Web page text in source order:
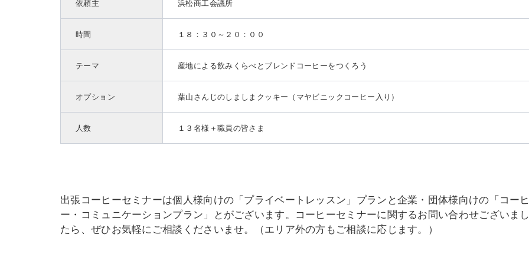
依頼主 浜松商工会議所
時間 １８：３０～２０：００
テーマ 産地による飲みくらべとブレンドコーヒーをつくろう
オプション 葉山さんじのしましまクッキー（マヤビニックコーヒー入り）
人数 １３名様＋職員の皆さま
出張コーヒーセミナーは個人様向けの「プライベートレッスン」プランと企業・団体様向けの「コー
ー・コミュニケーションプラン」とがございます。コーヒーセミナーに関するお問い合わせございま
たら、ぜひお気軽にご相談くださいませ。（エリア外の方もご相談に応じます。）